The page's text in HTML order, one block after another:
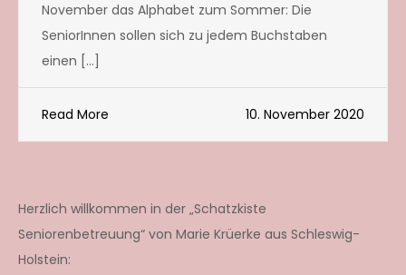
November das Alphabet zum Sommer: Die
SeniorInnen sollen sich zu jedem Buchstaben
einen […]
Read More 10. November 2020
Herzlich willkommen in der „Schatzkiste
Seniorenbetreuung“ von Marie Krüerke aus Schleswig-
Holstein: